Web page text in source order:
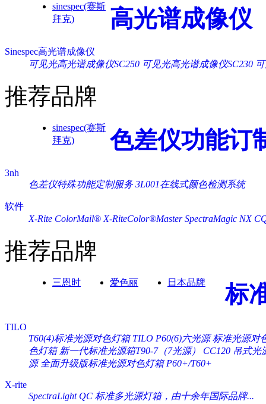
sinespec(赛斯
拜克)
高光谱成像仪
Sinespec高光谱成像仪
可见光高光谱成像仪SC250 可见光高光谱成像仪SC230
推荐品牌
sinespec(赛斯
拜克)
色差仪功能订
3nh
色差仪特殊功能定制服务 3L001在线式颜色检测系统
软件
X-Rite ColorMail® X-RiteColor®Master SpectraMagic NX
推荐品牌
三恩时 爱色丽 日本品牌 标
TILO
T60(4)标准光源对色灯箱 TILO P60(6)六光源 标准光源对
色灯箱 新一代标准光源箱T90-7（7光源）
CC120 吊式
源 全面升级版标准光源对色灯箱 P60+/T60+
X-rite
SpectraLight QC 标准多光源灯箱，由十余年国际品牌...